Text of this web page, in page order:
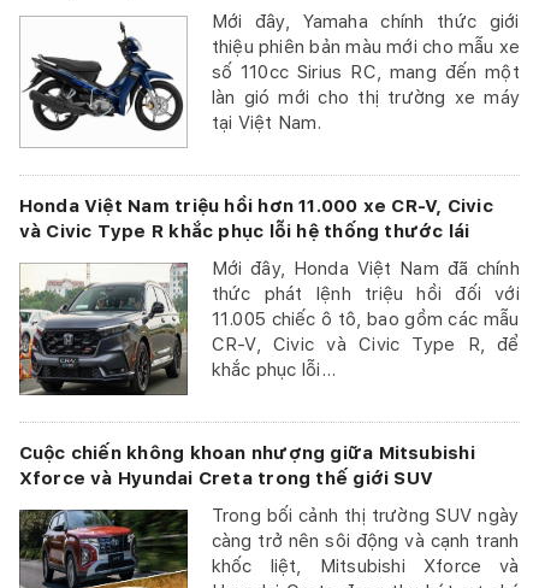
Mới đây, Yamaha chính thức giới
thiệu phiên bản màu mới cho mẫu xe
số 110cc Sirius RC, mang đến một
làn gió mới cho thị trường xe máy
tại Việt Nam.
Honda Việt Nam triệu hồi hơn 11.000 xe CR-V, Civic
và Civic Type R khắc phục lỗi hệ thống thước lái
Mới đây, Honda Việt Nam đã chính
thức phát lệnh triệu hồi đối với
11.005 chiếc ô tô, bao gồm các mẫu
CR-V, Civic và Civic Type R, để
khắc phục lỗi...
Cuộc chiến không khoan nhượng giữa Mitsubishi
Xforce và Hyundai Creta trong thế giới SUV
Trong bối cảnh thị trường SUV ngày
càng trở nên sôi động và cạnh tranh
khốc liệt, Mitsubishi Xforce và